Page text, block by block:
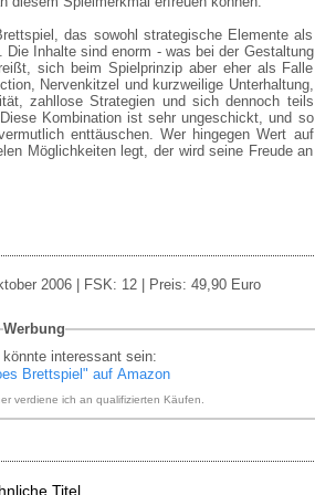
das sowohl strategische Elemente als
Inhalte sind enorm - was bei der Gestaltung
sich beim Spielprinzip aber eher als Falle
Nervenkitzel und kurzweilige Unterhaltung,
zahllose Strategien und sich dennoch teils
Kombination ist sehr ungeschickt, und so
enttäuschen. Wer hingegen Wert auf
Möglichkeiten legt, der wird seine Freude an
2006 | FSK: 12 | Preis: 49,90 Euro
Werbung
interessant sein:
Brettspiel" auf Amazon
verdiene ich an qualifizierten Käufen.
Titel